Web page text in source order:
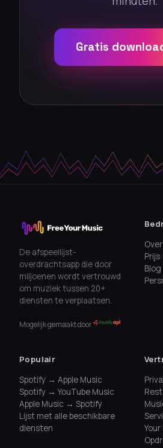
Gratis
De afspeellijst-
overdrachtsapp die door
miljoenen wordt vertrouwd
om muziek tussen 20+
diensten te verplaatsen.
Mogelijk gemaakt door
Over
Prijs
Blog
Populair
Spotify → Apple Music
Spotify → YouTube Music
Apple Music → Spotify
Lijst met alle beschikbare
diensten